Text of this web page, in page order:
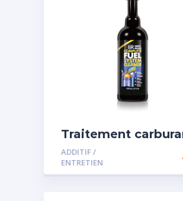
Traitement
diesel et essence
ADDITIF /
ENTRETIEN